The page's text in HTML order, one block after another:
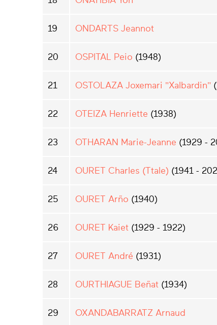
19 ONDARTS Jeannot
20 OSPITAL Peio (1948)
21 OSTOLAZA Joxemari "Xalbardin"
22 OTEIZA Henriette (1938)
23 OTHARAN Marie-Jeanne (1929 -
24 OURET Charles (Ttale) (1941 -
25 OURET Arño (1940)
26 OURET Kaiet (1929 - 1922)
27 OURET André (1931)
28 OURTHIAGUE Beñat (1934)
29 OXANDABARRATZ Arnaud